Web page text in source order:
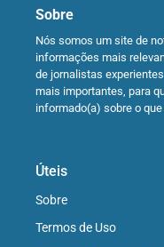
Sobre
Nós somos um site de
informações mais
de jornalistas
mais importantes, para
informado(a) sobre o
Úteis
Sobre
Termos de Uso